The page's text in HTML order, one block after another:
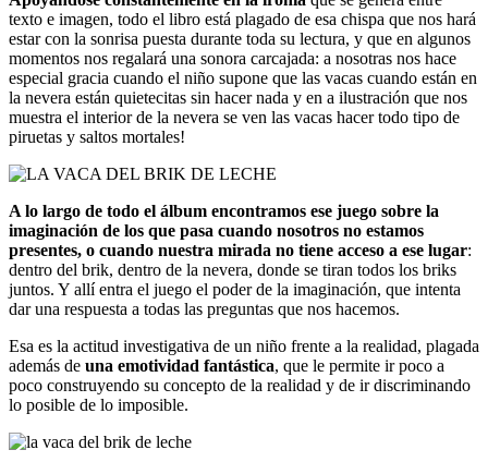
texto e imagen, todo el libro está plagado de esa chispa que nos hará
estar con la sonrisa puesta durante toda su lectura, y que en algunos
momentos nos regalará una sonora carcajada: a nosotras nos hace
especial gracia cuando el niño supone que las vacas cuando están en
la nevera están quietecitas sin hacer nada y en a ilustración que nos
muestra el interior de la nevera se ven las vacas hacer todo tipo de
piruetas y saltos mortales!
A lo largo de todo el álbum encontramos ese juego sobre la
imaginación de los que pasa cuando nosotros no estamos
presentes, o cuando nuestra mirada no tiene acceso a ese lugar:
dentro del brik, dentro de la nevera, donde se tiran todos los briks
juntos. Y allí entra el juego el poder de la imaginación, que intenta
dar una respuesta a todas las preguntas que nos hacemos.
Esa es la actitud investigativa de un niño frente a la realidad, plagada
además de una emotividad fantástica, que le permite ir poco a
poco construyendo su concepto de la realidad y de ir discriminando
lo posible de lo imposible.